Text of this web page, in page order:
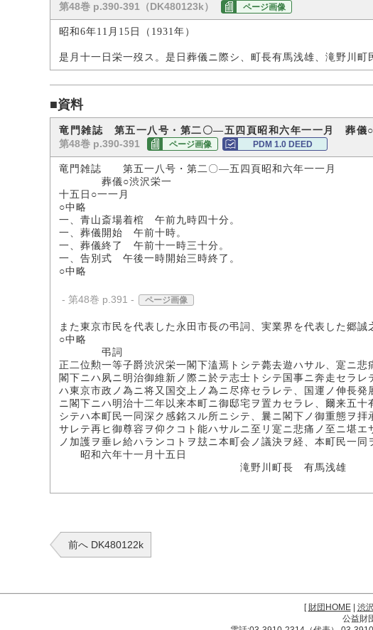
第48巻 p.390-391（DK480123k） ページ画像
昭和6年11月15日（1931年）
是月十一日栄一歿ス。是日葬儀ニ際シ、町長有馬浅雄、滝野川町
■資料
竜門雑誌 第五一八号・第二〇―五四頁昭和六年一一月 葬儀○
第48巻 p.390-391
ページ画像 PDM 1.0 DEED
竜門雑誌 第五一八号・第二〇―五四頁昭和六年一一月
葬儀○渋沢栄一
十五日○一一月
○中略
一、青山斎場着棺 午前九時四十分。
一、葬儀開始 午前十時。
一、葬儀終了 午前十一時三十分。
一、告別式 午後一時開始三時終了。
○中略
- 第48巻 p.391 - ページ画像
また東京市民を代表した永田市長の弔詞、実業界を代表した郷
○中略
弔詞
正二位勲一等子爵渋沢栄一閣下溘焉トシテ薨去遊ハサル、寔ニ悲
閣下ニハ夙ニ明治御維新ノ際ニ於テ志士トシテ国事ニ奔走セラ
ハ東京市政ノ為ニ将又国交上ノ為ニ尽瘁セラレテ、国運ノ伸長
ニ閣下ニハ明治十二年以来本町ニ御邸宅ヲ置カセラレ、爾来五
シテハ本町民一同深ク感銘スル所ニシテ、曩ニ閣下ノ御重態ヲ
サレテ再ヒ御尊容ヲ仰クコト能ハサルニ至リ寔ニ悲痛ノ至ニ堪
ノ加護ヲ垂レ給ハランコトヲ玆ニ本町会ノ議決ヲ経、本町民一同
昭和六年十一月十五日
滝野川町長 有馬浅雄
前へ DK480122k
[財団HOME| 渋
公益財